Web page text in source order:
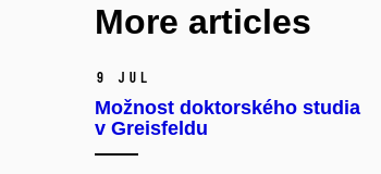
More articles
9 Jul
Možnost doktorského studia
v Greisfeldu